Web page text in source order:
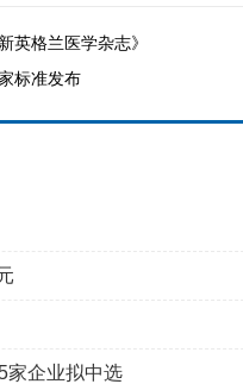
英格兰医学杂志》
标准发布
家企业拟中选